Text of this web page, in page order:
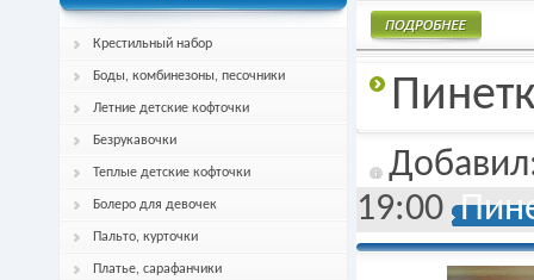
Крестильный набор
Боды, комбинезоны, песочники
Летние детские кофточки
Безрукавочки
Теплые детские кофточки
Болеро для девочек
Пальто, курточки
Платье, сарафанчики
19:00